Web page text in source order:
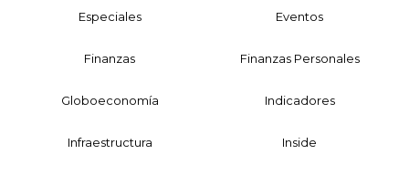
Especiales Eventos
Finanzas Finanzas Personales
Globoeconomía Indicadores
Infraestructura Inside